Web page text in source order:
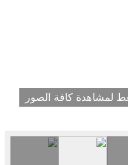
لمشاهدة كافة الصور